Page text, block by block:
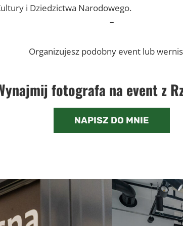
i Dziedzictwa Narodowego.
–
Organizujesz podobny event lub
fotografa na event z
NAPISZ DO MNIE